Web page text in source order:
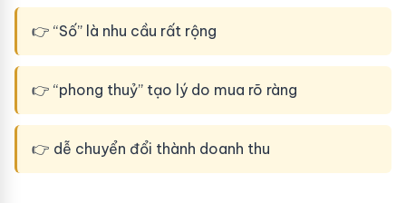
👉 “Số” là nhu cầu rất rộng
👉 “phong thuỷ” tạo lý do mua rõ ràng
👉 dễ chuyển đổi thành doanh thu